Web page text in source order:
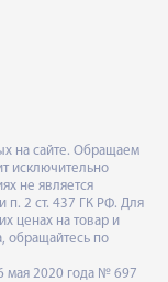
на сайте. Обращаем
исключительно
не является
п. 2 ст. 437 ГК РФ. Для
ценах на товар и
обращайтесь по
мая 2020 года № 697